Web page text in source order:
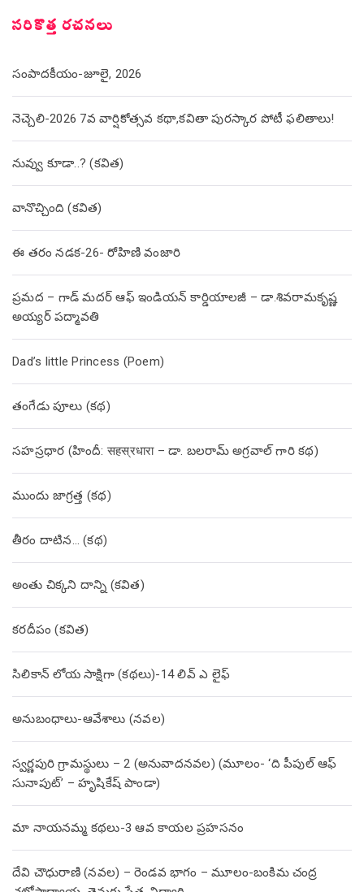
సరికొత్త రచనలు
సంపాదకీయం-జూలై, 2026
నెచ్చెలి-2026 7వ వార్షికోత్సవ కథా,కవితా పురస్కార పోటీ ఫలితాలు!
నువ్వు కూడా..? (కవిత)
వానొచ్చింది (కవిత)
ఈ తరం నడక-26- రోహిణి వంజారి
ప్రమద – గాడ్ మదర్ ఆఫ్ ఇండియన్ కార్డియాలజీ – డా.శివరామకృష్ణ
అయ్యర్ పద్మావతి
Dad’s little Princess (Poem)
తంగేడు పూలు (క‌థ‌)
సహస్రధార (హిందీ: सहस्रधारा – డా. బలరామ్ అగ్రవాల్ గారి కథ)
ముందు జాగ్రత్త (క‌థ‌)
తీరం దాటిన… (క‌థ‌)
అంతు చిక్కని దాన్ని (కవిత)
కరదీపం (కవిత)
సిలికాన్ లోయ సాక్షిగా (కథలు)-14 లివ్ ఎ లైఫ్
అనుబంధాలు-ఆవేశాలు (నవల)
స్వర్ణపురి గ్రామస్థులు – 2 (అనువాదనవల) (మూలం- ‘ది పీపుల్ ఆఫ్
సునాపుట్’ – హృషికేష్ పాండా)
మా నాయనమ్మ కథలు-3 ఆవ కాయల ప్రహసనం
దేవి చౌధురాణి (నవల) – రెండవ భాగం – మూలం-బంకిమ చంద్ర